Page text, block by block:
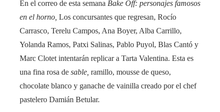
En el correo de esta semana Bake Off: personajes famosos
en el horno, Los concursantes que regresan, Rocío
Carrasco, Terelu Campos, Ana Boyer, Alba Carrillo,
Yolanda Ramos, Patxi Salinas, Pablo Puyol, Blas Cantó y
Marc Clotet intentarán replicar a Tarta Valentina. Esta es
una fina rosa de sable, ramillo, mousse de queso,
chocolate blanco y ganache de vainilla creado por el chef
pastelero Damián Betular.